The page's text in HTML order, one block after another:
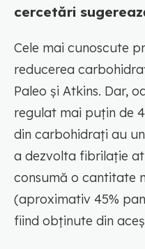
cercetări
Cele mai cunoscute
reducerea
Paleo și Atkins. Dar,
regulat mai puțin de
din carbohidrați au
a dezvolta fibrilație
consumă o cantitate
(aproximativ 45%
fiind obținute din